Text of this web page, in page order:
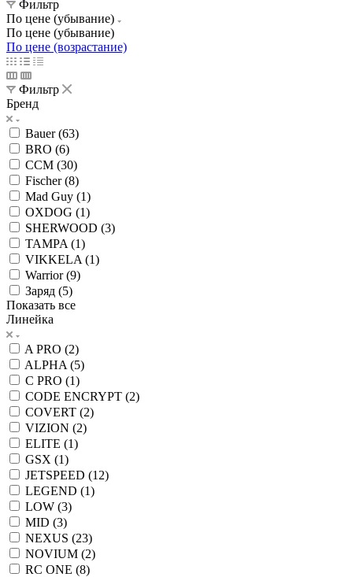
Фильтр
По цене (убывание)
По цене (убывание)
По цене (возрастание)
Фильтр
Бренд
Bauer (63)
BRO (6)
CCM (30)
Fischer (8)
Mad Guy (1)
OXDOG (1)
SHERWOOD (3)
TAMPA (1)
VIKKELA (1)
Warrior (9)
Заряд (5)
Показать все
Линейка
A PRO (2)
ALPHA (5)
C PRO (1)
CODE ENCRYPT (2)
COVERT (2)
VIZION (2)
ELITE (1)
GSX (1)
JETSPEED (12)
LEGEND (1)
LOW (3)
MID (3)
NEXUS (23)
NOVIUM (2)
RC ONE (8)